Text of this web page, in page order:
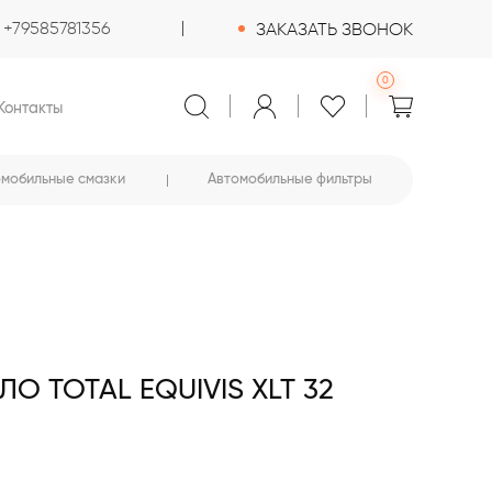
+79585781356 ЗАКАЗАТЬ ЗВОНОК
0
смазки Автомобильные фильтры
EQUIVIS XLT 32